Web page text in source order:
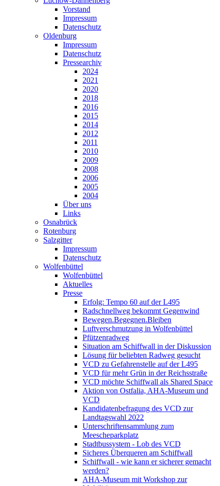
Vorstand
Impressum
Datenschutz
Oldenburg
Impressum
Datenschutz
Pressearchiv
2024
2021
2020
2018
2016
2015
2014
2012
2011
2010
2009
2008
2006
2005
2004
Über uns
Links
Osnabrück
Rotenburg
Salzgitter
Impressum
Datenschutz
Wolfenbüttel
Wolfenbüttel
Aktuelles
Presse
Erfolg: Tempo 60 auf der L495
Radschnellweg bekommt Gegenwind
Bewegen.Begegnen.Bleiben
Luftverschmutzung in Wolfenbüttel
Pfützenradweg
Situation am Schiffwall in der Diskussion
Lösung für beliebten Radweg gesucht
VCD zu Gefahrenstelle auf der L495
VCD für mehr Grün in der Reichsstraße
VCD möchte Schiffwall als Shared Space
Aktion von Ostfalia, AHA-Museum und
VCD
Kandidatenbefragung des VCD zur
Landtagswahl 2022
Unterschriftensammlung zum
Meescheparkplatz
Stadtbussystem - Lob des VCD
Sicheres Überqueren am Schiffwall
Schiffwall - wie kann er sicherer gemacht
werden?
AHA-Museum mit Workshop zur